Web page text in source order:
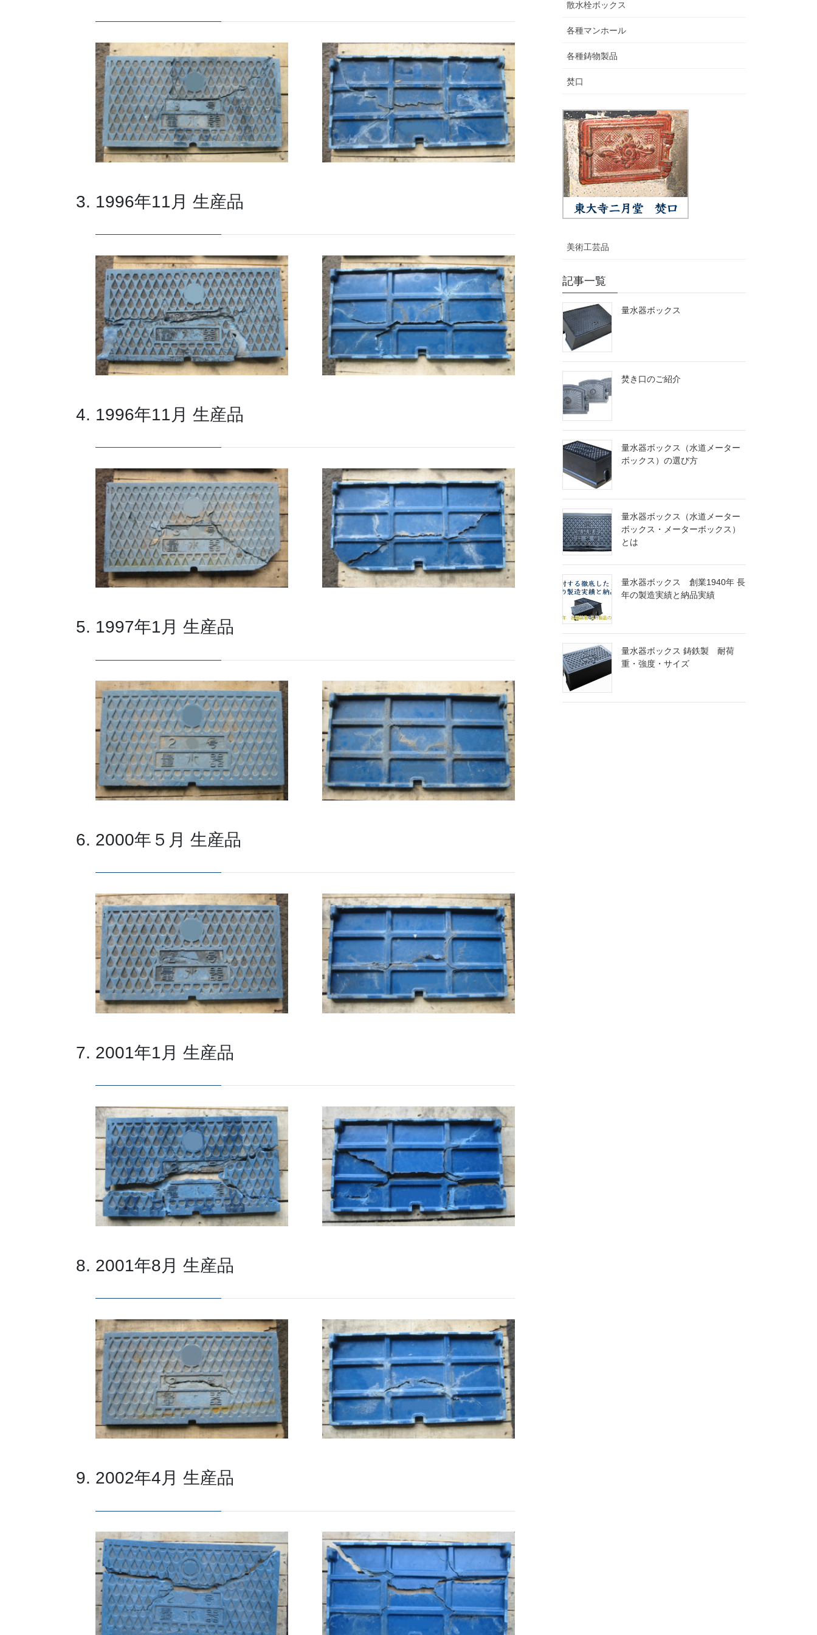
1996年11月 生産品
1996年11月 生産品
1997年1月 生産品
2000年５月 生産品
2001年1月 生産品
2001年8月 生産品
2002年4月 生産品
散水栓ボックス
各種マンホール
各種鋳物製品
焚口
美術工芸品
記事一覧
量水器ボックス
焚き口のご紹介
量水器ボックス（水道メーター
ボックス）の選び方
量水器ボックス（水道メーター
ボックス・メーターボックス）
とは
量水器ボックス 創業1940年 長
年の製造実績と納品実績
量水器ボックス 鋳鉄製 耐荷
重・強度・サイズ